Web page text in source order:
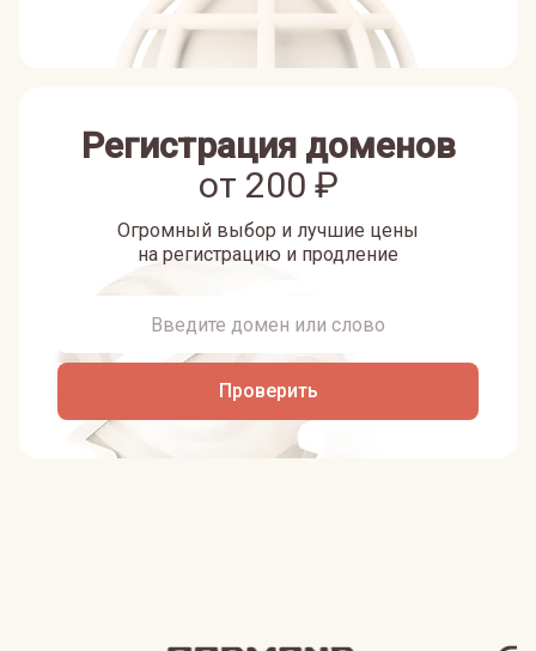
Регистрация доменов
от 200 ₽
Огромный выбор и лучшие цены
на регистрацию и продление
Проверить